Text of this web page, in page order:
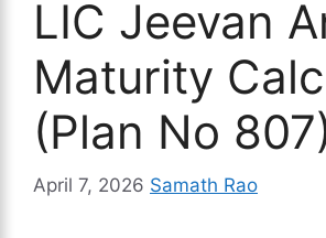
LIC Jeevan
Maturity
(Plan No
April 7, 2026 Samath Rao